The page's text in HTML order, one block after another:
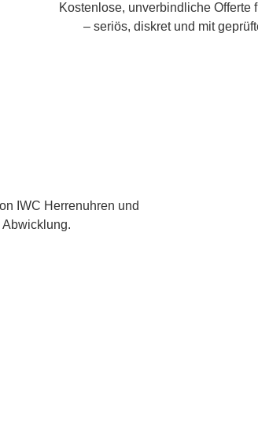
Kostenlose, unverbindliche Offerte
– seriös, diskret und mit
IWC Herrenuhren und
Abwicklung.